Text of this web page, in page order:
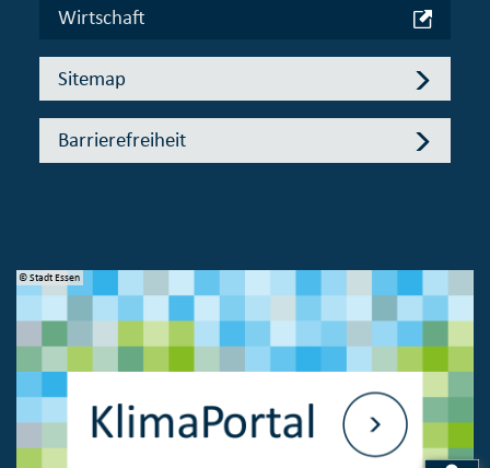
Wirtschaft
Sitemap
Barrierefreiheit
© Stadt Essen